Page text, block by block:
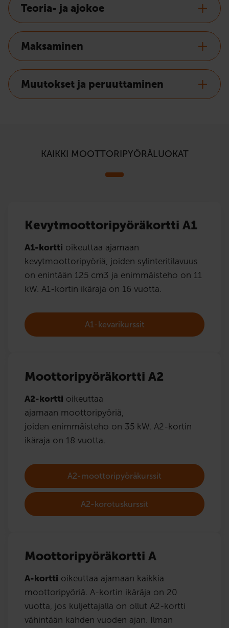
Teoria- ja ajokoe
Maksaminen
Muutokset ja peruuttaminen
KAIKKI MOOTTORIPYÖRÄLUOKAT
Kevytmoottoripyöräkortti A1
A1-kortti oikeuttaa ajamaan
kevytmoottoripyöriä, joiden sylinteritilavuus
on enintään 125 cm3 ja enimmäisteho on 11
kW. A1-kortin ikäraja on 16 vuotta.
A1-kevarikurssit
Moottoripyöräkortti A2
A2-kortti oikeuttaa
ajamaan moottoripyöriä,
joiden enimmäisteho on 35 kW. A2-kortin
ikäraja on 18 vuotta.
A2-moottoripyöräkurssit
A2-korotuskurssit
Moottoripyöräkortti A
A-kortti oikeuttaa ajamaan kaikkia
moottoripyöriä. A-kortin ikäräja on 20
vuotta, jos kuljettajalla on ollut A2-kortti
vähintään kahden vuoden ajan. Ilman